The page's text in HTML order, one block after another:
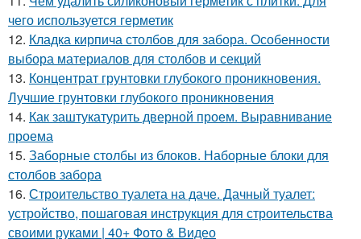
чего используется герметик
12. Кладка кирпича столбов для забора. Особенности
выбора материалов для столбов и секций
13. Концентрат грунтовки глубокого проникновения.
Лучшие грунтовки глубокого проникновения
14. Как заштукатурить дверной проем. Выравнивание
проема
15. Заборные столбы из блоков. Наборные блоки для
столбов забора
16. Строительство туалета на даче. Дачный туалет:
устройство, пошаговая инструкция для строительства
своими руками | 40+ Фото & Видео